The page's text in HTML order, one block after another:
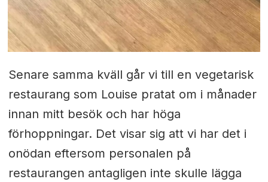
Senare samma kväll går vi till en vegetarisk
restaurang som Louise pratat om i månader
innan mitt besök och har höga
förhoppningar. Det visar sig att vi har det i
onödan eftersom personalen på
restaurangen antagligen inte skulle lägga